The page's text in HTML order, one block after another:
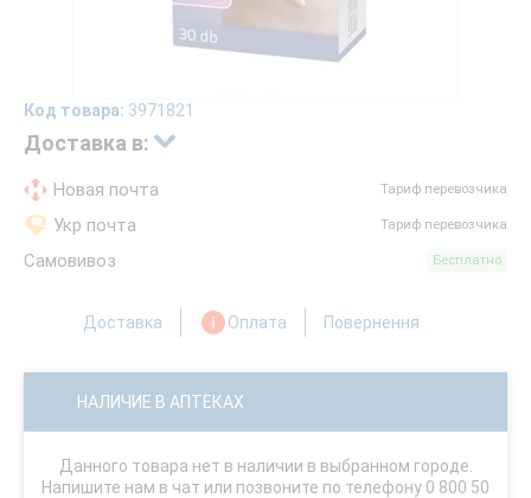
Код товара: 3971821
Доставка в:
Новая почта Тариф перевозчика
Укр почта Тариф перевозчика
Самовивоз Бесплатно
Доставка Оплата Повернення
НАЛИЧИЕ В АПТЕКАХ
Данного товара нет в наличии в выбранном городе.
Напишите нам в чат или позвоните по телефону 0 800 50